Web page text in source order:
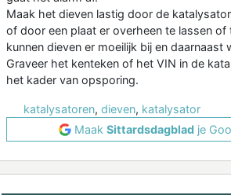
Maak het dieven lastig door de
of door een plaat er overheen te lassen of
kunnen dieven er moeilijk bij en daarnaast
Graveer het kenteken of het VIN in de
het kader van opsporing.
katalysatoren, dieven, katalysator
Maak Sittardsdagbladje